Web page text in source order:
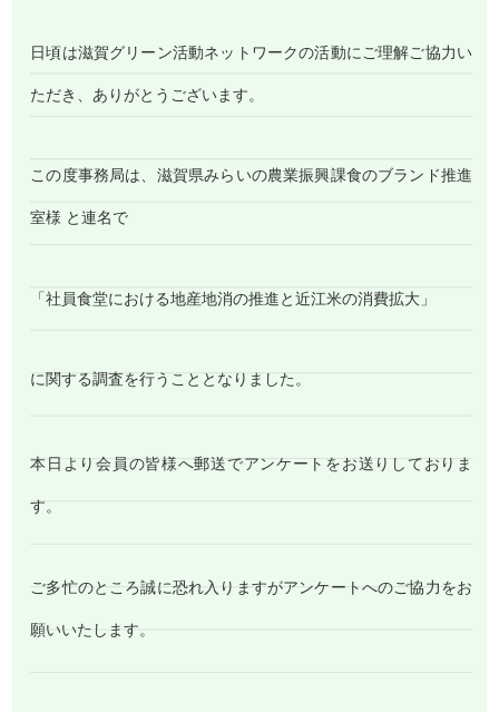
日頃は滋賀グリーン活動ネットワークの活動にご理解ご協力い
ただき、ありがとうございます。
この度事務局は、滋賀県みらいの農業振興課食のブランド推進
室様 と連名で
「社員食堂における地産地消の推進と近江米の消費拡大」
に関する調査を行うこととなりました。
本日より会員の皆様へ郵送でアンケートをお送りしておりま
す。
ご多忙のところ誠に恐れ入りますがアンケートへのご協力をお
願いいたします。